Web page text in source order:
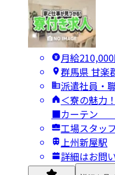
月給
群馬県 甘楽
派遣社員・
＜寮の
■カーテン
工場スタッ
上州新屋駅
詳細はお問